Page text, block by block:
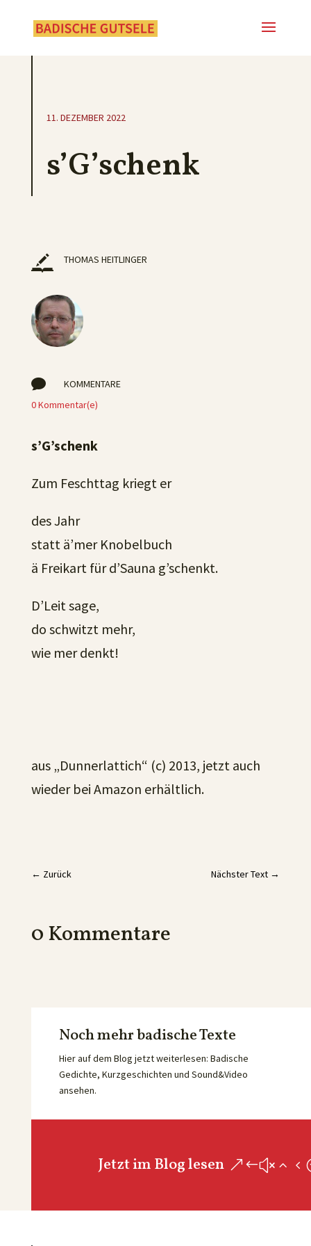
11. DEZEMBER 2022
s’G’schenk
THOMAS HEITLINGER

KOMMENTARE
0 Kommentar(e)
s’G’schenk
Zum Feschttag kriegt er
des Jahr
statt ä’mer Knobelbuch
ä Freikart für d’Sauna g’schenkt.
D’Leit sage,
do schwitzt mehr,
wie mer denkt!
aus „Dunnerlattich“ (c) 2013, jetzt auch
wieder bei Amazon erhältlich.
← Zurück Nächster Text →
0 Kommentare
Noch mehr badische Texte
Hier auf dem Blog jetzt weiterlesen: Badische
Gedichte, Kurzgeschichten und Sound&Video
ansehen.
Jetzt im Blog lesen